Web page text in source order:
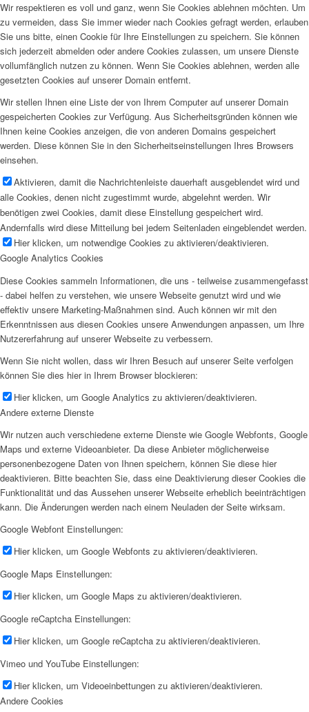
Wir respektieren es voll und ganz, wenn Sie Cookies ablehnen möchten. Um
zu vermeiden, dass Sie immer wieder nach Cookies gefragt werden, erlauben
Sie uns bitte, einen Cookie für Ihre Einstellungen zu speichern. Sie können
sich jederzeit abmelden oder andere Cookies zulassen, um unsere Dienste
vollumfänglich nutzen zu können. Wenn Sie Cookies ablehnen, werden alle
gesetzten Cookies auf unserer Domain entfernt.
Wir stellen Ihnen eine Liste der von Ihrem Computer auf unserer Domain
gespeicherten Cookies zur Verfügung. Aus Sicherheitsgründen können wie
Ihnen keine Cookies anzeigen, die von anderen Domains gespeichert
werden. Diese können Sie in den Sicherheitseinstellungen Ihres Browsers
einsehen.
Aktivieren, damit die Nachrichtenleiste dauerhaft ausgeblendet wird und
alle Cookies, denen nicht zugestimmt wurde, abgelehnt werden. Wir
benötigen zwei Cookies, damit diese Einstellung gespeichert wird.
Andernfalls wird diese Mitteilung bei jedem Seitenladen eingeblendet werden.
Hier klicken, um notwendige Cookies zu aktivieren/deaktivieren.
Google Analytics Cookies
Diese Cookies sammeln Informationen, die uns - teilweise zusammengefasst
- dabei helfen zu verstehen, wie unsere Webseite genutzt wird und wie
effektiv unsere Marketing-Maßnahmen sind. Auch können wir mit den
Erkenntnissen aus diesen Cookies unsere Anwendungen anpassen, um Ihre
Nutzererfahrung auf unserer Webseite zu verbessern.
Wenn Sie nicht wollen, dass wir Ihren Besuch auf unserer Seite verfolgen
können Sie dies hier in Ihrem Browser blockieren:
Hier klicken, um Google Analytics zu aktivieren/deaktivieren.
Andere externe Dienste
Wir nutzen auch verschiedene externe Dienste wie Google Webfonts, Google
Maps und externe Videoanbieter. Da diese Anbieter möglicherweise
personenbezogene Daten von Ihnen speichern, können Sie diese hier
deaktivieren. Bitte beachten Sie, dass eine Deaktivierung dieser Cookies die
Funktionalität und das Aussehen unserer Webseite erheblich beeinträchtigen
kann. Die Änderungen werden nach einem Neuladen der Seite wirksam.
Google Webfont Einstellungen:
Hier klicken, um Google Webfonts zu aktivieren/deaktivieren.
Google Maps Einstellungen:
Hier klicken, um Google Maps zu aktivieren/deaktivieren.
Google reCaptcha Einstellungen:
Hier klicken, um Google reCaptcha zu aktivieren/deaktivieren.
Vimeo und YouTube Einstellungen:
Hier klicken, um Videoeinbettungen zu aktivieren/deaktivieren.
Andere Cookies